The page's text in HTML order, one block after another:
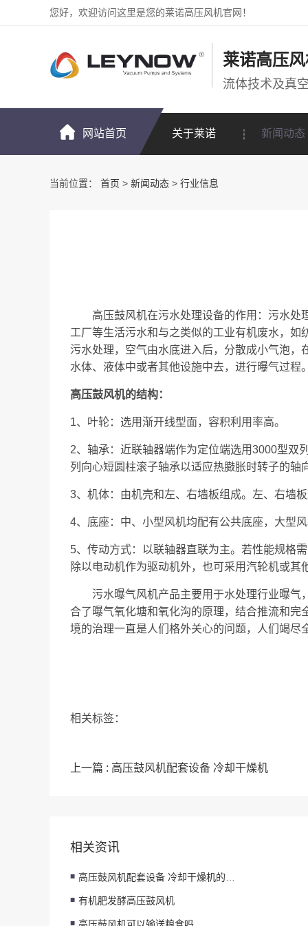
您好，欢迎访问这里是您的莱诺高压风机官网！
莱诺高压
流体技术及真
网站首页 关于莱诺 新闻动态
当前位置： 首页 > 新闻动态 > 行业信息
高压鼓风机在污水处理设备的作用：污水处
工厂等生活污水和与之类似的工业有机废水，
污水处理，空气由水底进入后，分散成小气泡
水体、液体中或者其他设施中去，进行曝气过程
高压鼓风机的结构：
1、叶轮：选用渐开线型面，容积利用率高。
2、轴承：近联轴器端作为定位端选用3000型双
列向心短圆柱滚子轴承以适应热臌胀时转子的轴
3、机体：由机壳和左、右墙板组成。左、右墙
4、底座：中、小型风机均配有公共底座，大型
5、传动方式：以联轴器直联为主。若性能规格
除以电动机作为驱动机外，也可采用汽轮机或其
污水曝气风机产品主要用于水处理行业曝气，
合了曝气氧化塘和氧化沟的原理，结合推流和
境的治理一直是人们格外关心的问题，人们竭
相关标签：
上一篇 : 高压鼓风机配套设备 冷却干燥机
相关资讯
有机肥发酵高压鼓风机